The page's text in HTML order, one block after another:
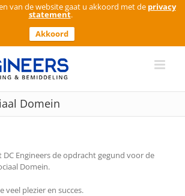
van de website gaat u akkoord met de privacy
statement.
Akkoord
Domein
DC Engineers de opdracht gegund voor de
Domein.
veel plezier en succes.